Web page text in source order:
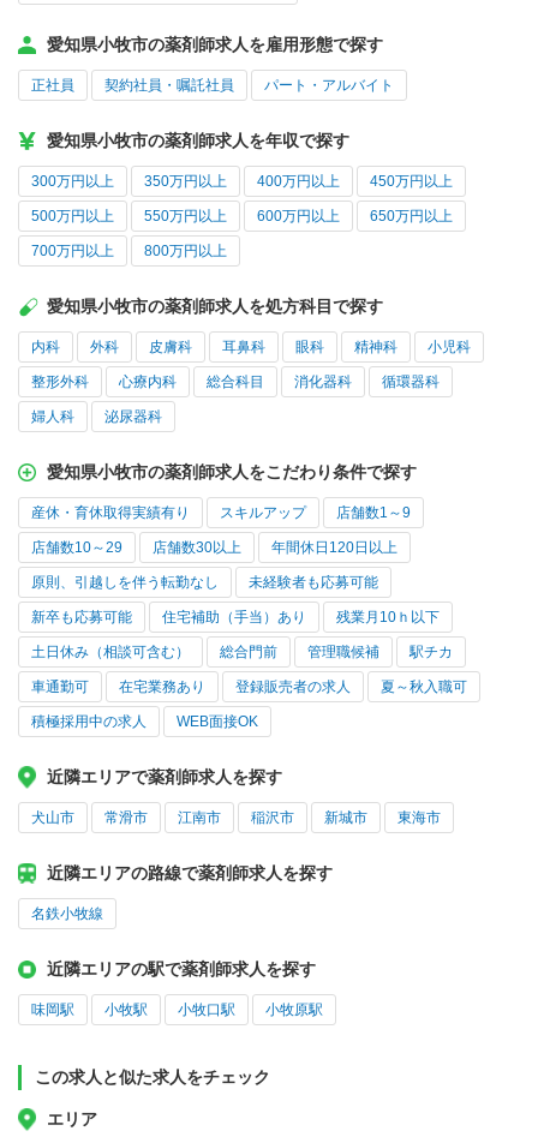
愛知県小牧市の薬剤師求人を雇用形態で探す
正社員 契約社員・嘱託社員 パート・アルバイト
愛知県小牧市の薬剤師求人を年収で探す
300万円以上 350万円以上 400万円以上 450万円以上
500万円以上 550万円以上 600万円以上 650万円以上
700万円以上 800万円以上
愛知県小牧市の薬剤師求人を処方科目で探す
内科 外科 皮膚科 耳鼻科 眼科 精神科 小児科
整形外科 心療内科 総合科目 消化器科 循環器科
婦人科 泌尿器科
愛知県小牧市の薬剤師求人をこだわり条件で探す
産休・育休取得実績有り スキルアップ 店舗数1～9
店舗数10～29 店舗数30以上 年間休日120日以上
原則、引越しを伴う転勤なし 未経験者も応募可能
新卒も応募可能 住宅補助（手当）あり 残業月10ｈ以下
土日休み（相談可含む） 総合門前 管理職候補 駅チカ
車通勤可 在宅業務あり 登録販売者の求人 夏～秋入職可
積極採用中の求人 WEB面接OK
近隣エリアで薬剤師求人を探す
犬山市 常滑市 江南市 稲沢市 新城市 東海市
近隣エリアの路線で薬剤師求人を探す
名鉄小牧線
近隣エリアの駅で薬剤師求人を探す
味岡駅 小牧駅 小牧口駅 小牧原駅
この求人と似た求人をチェック
エリア